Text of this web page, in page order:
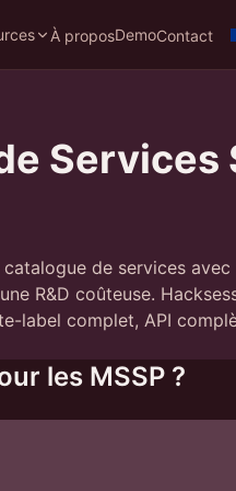
À proposDemoContact
de services
R&D coûteuse.
label complet, API
les MSSP ?